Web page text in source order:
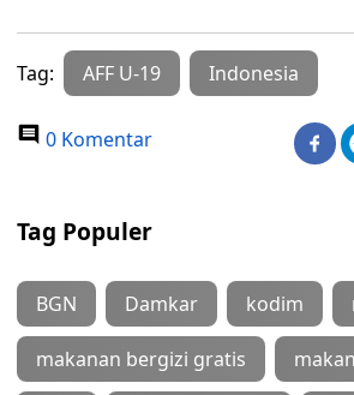
Tag: AFF U-19 Indonesia
0 Komentar
Tag Populer
BGN Damkar kodim
makanan bergizi gratis